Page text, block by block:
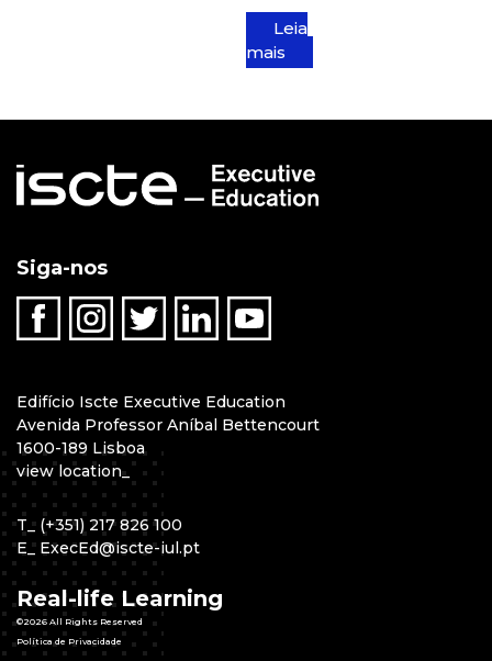
Leia
mais
Siga-nos
Edifício Iscte Executive Education
Avenida Professor Aníbal Bettencourt
1600-189 Lisboa
view location_
T _ (+351) 217 826 100
E _ ExecEd@iscte-iul.pt
Real-life Learning
©2026 All Rights Reserved
Política de Privacidade